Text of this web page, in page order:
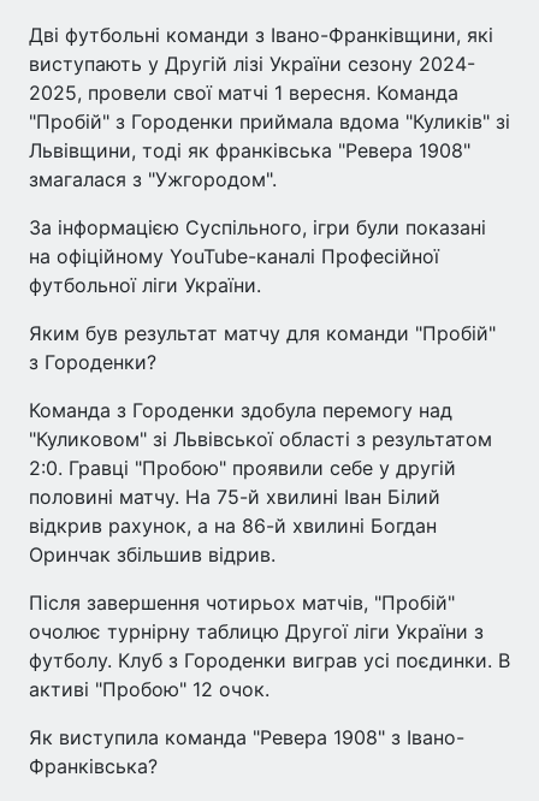
Дві футбольні команди з Івано-Франківщини, які
виступають у Другій лізі України сезону 2024-
2025, провели свої матчі 1 вересня. Команда
"Пробій" з Городенки приймала вдома "Куликів" зі
Львівщини, тоді як франківська "Ревера 1908"
змагалася з "Ужгородом".
За інформацією Суспільного, ігри були показані
на офіційному YouTube-каналі Професійної
футбольної ліги України.
Яким був результат матчу для команди "Пробій"
з Городенки?
Команда з Городенки здобула перемогу над
"Куликовом" зі Львівської області з результатом
2:0. Гравці "Пробою" проявили себе у другій
половині матчу. На 75-й хвилині Іван Білий
відкрив рахунок, а на 86-й хвилині Богдан
Оринчак збільшив відрив.
Після завершення чотирьох матчів, "Пробій"
очолює турнірну таблицю Другої ліги України з
футболу. Клуб з Городенки виграв усі поєдинки. В
активі "Пробою" 12 очок.
Як виступила команда "Ревера 1908" з Івано-
Франківська?